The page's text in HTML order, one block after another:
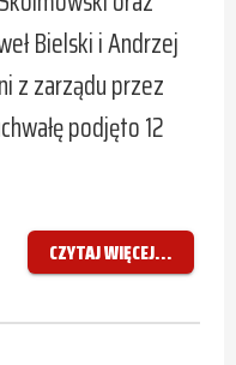
Bielski i Andrzej
z zarządu przez
podjęto 12
CZYTAJ WIĘCEJ...